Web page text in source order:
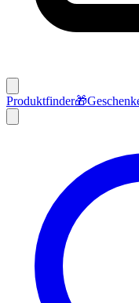
Produktfinder🎁